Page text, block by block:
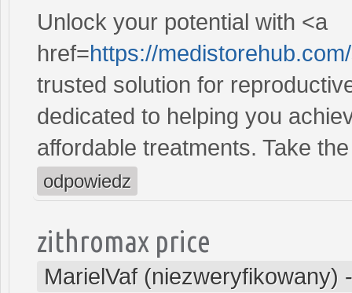
Unlock your potential with <a
href=https://
trusted solution for
dedicated to helping you
affordable treatments. Take
odpowiedz
zithromax price
MarielVaf (niezweryfikowany)